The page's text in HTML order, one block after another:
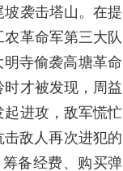
袭击塔山。在提
革命军第三大队
寺偷袭高塘革命
才被发现，周益
进攻，敌军慌忙
敌人再次进犯的
备经费、购买弹